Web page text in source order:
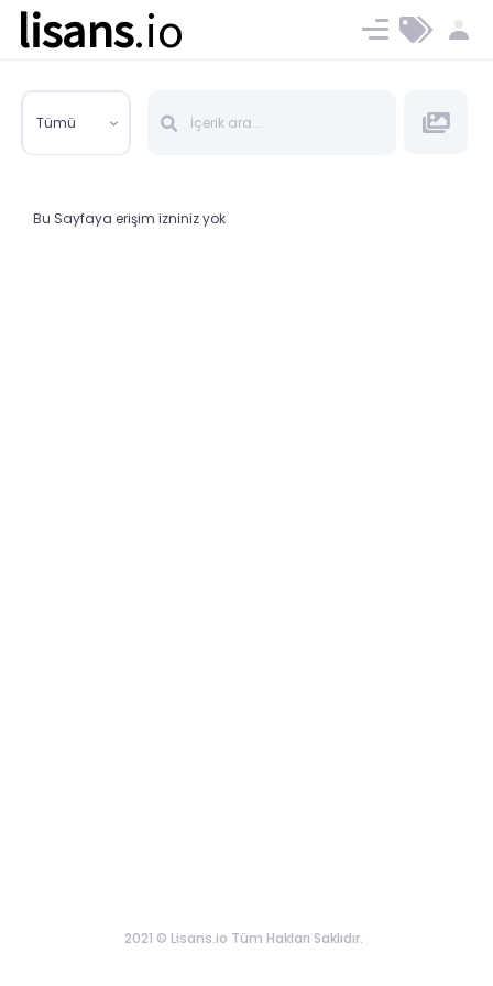
lisans.io Ücret ve Planlar
Tümü
Bu Sayfaya erişim izniniz yok
2021 © Lisans.io Tüm Hakları Saklıdır.